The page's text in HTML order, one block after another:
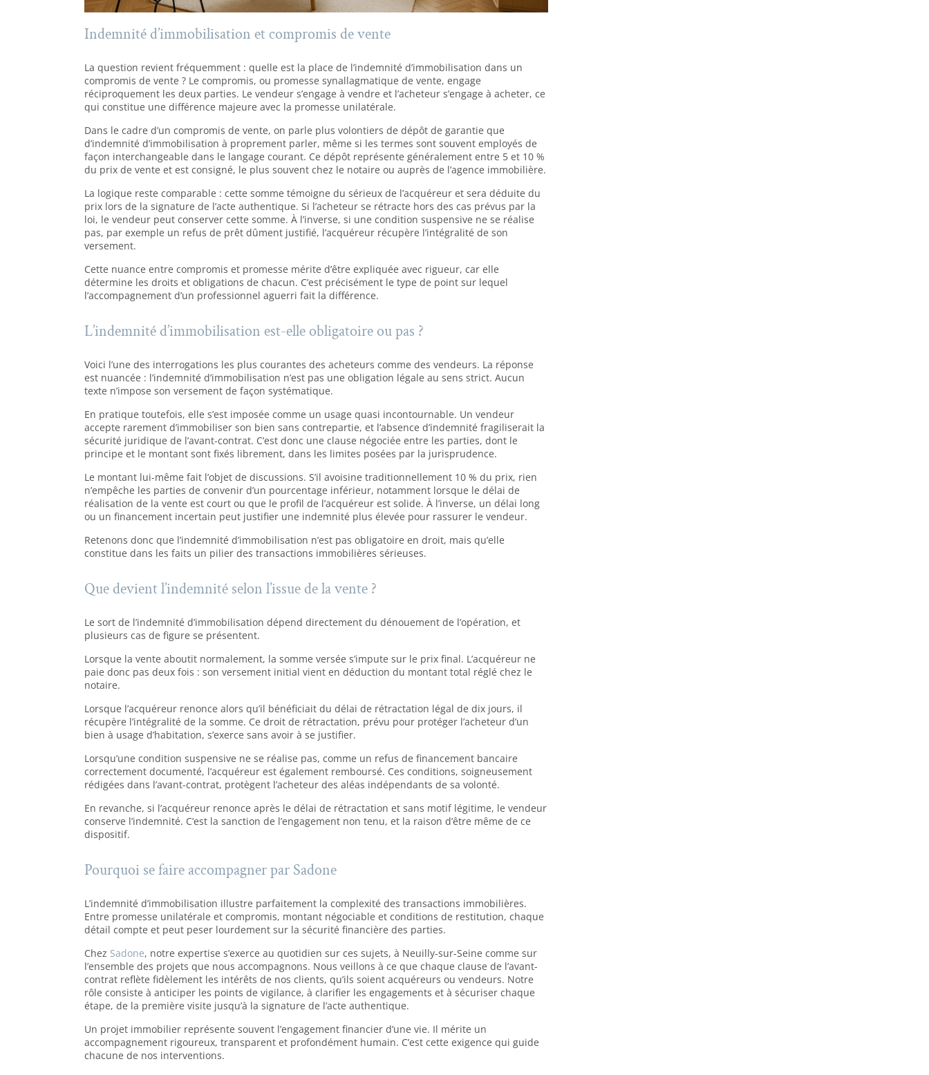
Indemnité d’immobilisation et compromis de vente
La question revient fréquemment : quelle est la place de l’indemnité d’immobilisation dans un
compromis de vente ? Le compromis, ou promesse synallagmatique de vente, engage
réciproquement les deux parties. Le vendeur s’engage à vendre et l’acheteur s’engage à acheter, ce
qui constitue une différence majeure avec la promesse unilatérale.
Dans le cadre d’un compromis de vente, on parle plus volontiers de dépôt de garantie que
d’indemnité d’immobilisation à proprement parler, même si les termes sont souvent employés de
façon interchangeable dans le langage courant. Ce dépôt représente généralement entre 5 et 10 %
du prix de vente et est consigné, le plus souvent chez le notaire ou auprès de l’agence immobilière.
La logique reste comparable : cette somme témoigne du sérieux de l’acquéreur et sera déduite du
prix lors de la signature de l’acte authentique. Si l’acheteur se rétracte hors des cas prévus par la
loi, le vendeur peut conserver cette somme. À l’inverse, si une condition suspensive ne se réalise
pas, par exemple un refus de prêt dûment justifié, l’acquéreur récupère l’intégralité de son
versement.
Cette nuance entre compromis et promesse mérite d’être expliquée avec rigueur, car elle
détermine les droits et obligations de chacun. C’est précisément le type de point sur lequel
l’accompagnement d’un professionnel aguerri fait la différence.
L’indemnité d’immobilisation est-elle obligatoire ou pas ?
Voici l’une des interrogations les plus courantes des acheteurs comme des vendeurs. La réponse
est nuancée : l’indemnité d’immobilisation n’est pas une obligation légale au sens strict. Aucun
texte n’impose son versement de façon systématique.
En pratique toutefois, elle s’est imposée comme un usage quasi incontournable. Un vendeur
accepte rarement d’immobiliser son bien sans contrepartie, et l’absence d’indemnité fragiliserait la
sécurité juridique de l’avant-contrat. C’est donc une clause négociée entre les parties, dont le
principe et le montant sont fixés librement, dans les limites posées par la jurisprudence.
Le montant lui-même fait l’objet de discussions. S’il avoisine traditionnellement 10 % du prix, rien
n’empêche les parties de convenir d’un pourcentage inférieur, notamment lorsque le délai de
réalisation de la vente est court ou que le profil de l’acquéreur est solide. À l’inverse, un délai long
ou un financement incertain peut justifier une indemnité plus élevée pour rassurer le vendeur.
Retenons donc que l’indemnité d’immobilisation n’est pas obligatoire en droit, mais qu’elle
constitue dans les faits un pilier des transactions immobilières sérieuses.
Que devient l’indemnité selon l’issue de la vente ?
Le sort de l’indemnité d’immobilisation dépend directement du dénouement de l’opération, et
plusieurs cas de figure se présentent.
Lorsque la vente aboutit normalement, la somme versée s’impute sur le prix final. L’acquéreur ne
paie donc pas deux fois : son versement initial vient en déduction du montant total réglé chez le
notaire.
Lorsque l’acquéreur renonce alors qu’il bénéficiait du délai de rétractation légal de dix jours, il
récupère l’intégralité de la somme. Ce droit de rétractation, prévu pour protéger l’acheteur d’un
bien à usage d’habitation, s’exerce sans avoir à se justifier.
Lorsqu’une condition suspensive ne se réalise pas, comme un refus de financement bancaire
correctement documenté, l’acquéreur est également remboursé. Ces conditions, soigneusement
rédigées dans l’avant-contrat, protègent l’acheteur des aléas indépendants de sa volonté.
En revanche, si l’acquéreur renonce après le délai de rétractation et sans motif légitime, le vendeur
conserve l’indemnité. C’est la sanction de l’engagement non tenu, et la raison d’être même de ce
dispositif.
Pourquoi se faire accompagner par Sadone
L’indemnité d’immobilisation illustre parfaitement la complexité des transactions immobilières.
Entre promesse unilatérale et compromis, montant négociable et conditions de restitution, chaque
détail compte et peut peser lourdement sur la sécurité financière des parties.
Chez Sadone, notre expertise s’exerce au quotidien sur ces sujets, à Neuilly-sur-Seine comme sur
l’ensemble des projets que nous accompagnons. Nous veillons à ce que chaque clause de l’avant-
contrat reflète fidèlement les intérêts de nos clients, qu’ils soient acquéreurs ou vendeurs. Notre
rôle consiste à anticiper les points de vigilance, à clarifier les engagements et à sécuriser chaque
étape, de la première visite jusqu’à la signature de l’acte authentique.
Un projet immobilier représente souvent l’engagement financier d’une vie. Il mérite un
accompagnement rigoureux, transparent et profondément humain. C’est cette exigence qui guide
chacune de nos interventions.